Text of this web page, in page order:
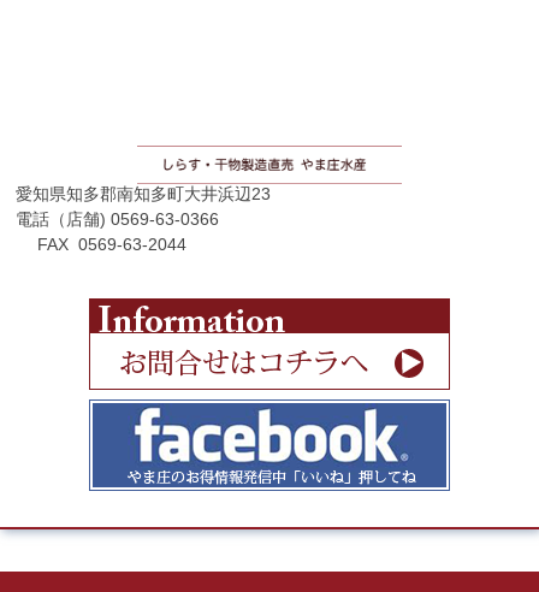
愛知県知多郡南知多町大井浜辺23
電話（店舗) 0569-63-0366
FAX 0569-63-2044